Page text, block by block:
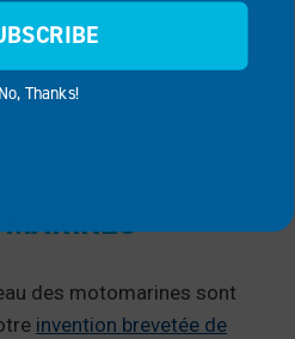
est doté d’une texture
assurer un embarquement
des motomarines sont
invention brevetée de
No, Thanks!